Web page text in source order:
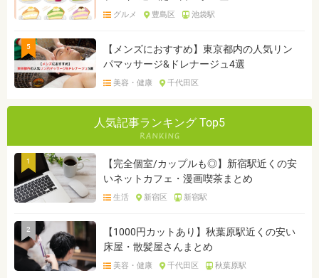
グルメ 豊島区 池袋駅
5
【メンズにおすすめ】東京都内の人気リン
パマッサージ&ドレナージュ4選
美容・健康 千代田区
人気記事ランキング Top5
1
【完全個室/カップルも◎】新宿駅近くの安
いネットカフェ・漫画喫茶まとめ
生活 新宿区 新宿駅
2
【1000円カットあり】秋葉原駅近くの安い
床屋・散髪屋さんまとめ
美容・健康 千代田区 秋葉原駅